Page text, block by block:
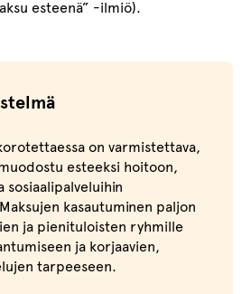
esteenä” -ilmiö).
on varmistettava,
esteeksi hoitoon,
sosiaalipalveluihin
kasautuminen paljon
ja pienituloisten ryhmille
ja korjaavien,
tarpeeseen.